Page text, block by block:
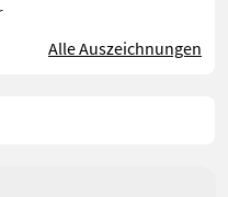
Alle Auszeichnungen